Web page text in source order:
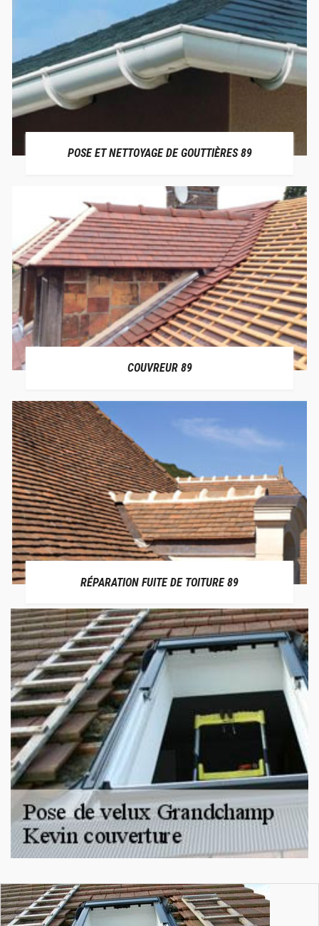
POSE ET NETTOYAGE DE GOUTTIÈRES 89
COUVREUR 89
RÉPARATION FUITE DE TOITURE 89